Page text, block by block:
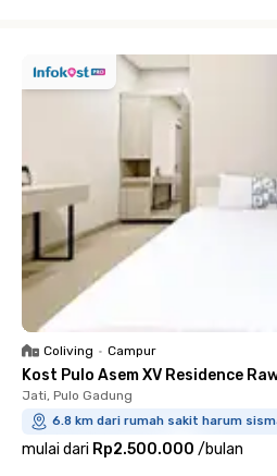
Coliving • Campur
Kost Pulo Asem XV Residence
Jati, Pulo Gadung
6.8 km dari rumah sakit harum
mulai dari Rp2.500.000 /bulan